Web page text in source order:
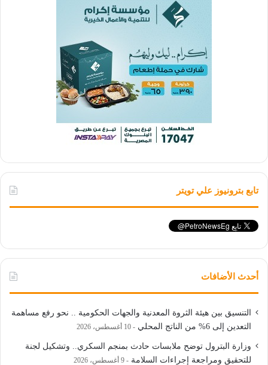
تابع بترونيوز علي تويتر
أحدث الأضافات
التنسيق بين هيئة الثروة المعدنية والجهات الحكومية .. نحو رفع مساهمة
التعدين إلى 6% من الناتج المحلي
10 أغسطس، 2026
وزارة البترول توضح ملابسات حادث بمنجم السكري.. وتشكيل لجنة
للتحقيق ومراجعة إجراءات السلامة
9 أغسطس، 2026